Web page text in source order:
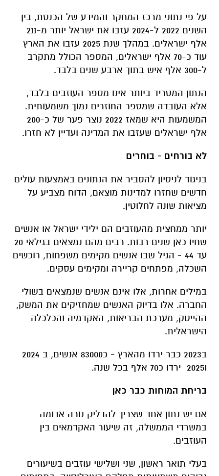
על פי נתוני מרכז המחקר והמידע של הכנסת, בין
השנים 2022 ל-2024 עזבו את ישראל יותר מ-211
אלף ישראלים. במהלך שנת 2025 עזבו את הארץ
עוד כ-70 אלף ישראלים, המספר הכולל מתקרב
ל-300 אלף איש בתוך ארבע שנים בלבד.
הנתון המטריד ביותר אינו מספר העוזבים בלבד,
אלא העובדה שמספר החוזרים נמוך משמעותית.
המשמעות היא שמאז 2022 נוצר פער של כ-200
אלף ישראלים שעזבו את המדינה ועדיין לא חזרו.
לא בורחים - בוחרים
בניגוד לניסיון להסביר את הנתונים באמצעות עולים
חדשים שחזרו למדינות מוצאם, הדוח מצביע על
מציאות שונה לחלוטין.
יותר ממחצית מהעוזבים הם ילידי ישראל או אנשים
שחיו כאן שנים רבות. רבים מהם נמצאים בגילאי 20
עד 44 - הגיל שבו אנשים מקימים משפחות, רוכשים
השכלה, מפתחים קריירה ומקימים עסקים.
במילים אחרות, אלו אינם אנשים שנמצאים בשולי
החברה. אלו בדיוק האנשים שמחזיקים את המשק,
ההייטק, מערכת הבריאות, האקדמיה והכלכלה
הישראלית.
ב2023 כבר ירדו מהארץ - כ83000 אנשים, ב 2024
ו2025 ירדו כ70 אלף בכל שנה.
בריחת המוחות כבר כאן
אם יש נתון אחד שצריך להדליק נורה אדומה
במשרדי הממשלה, זה שיעור האקדמאים בין
העוזבים.
בעלי תואר ראשון, שני ושלישי עוזבים בשיעורים